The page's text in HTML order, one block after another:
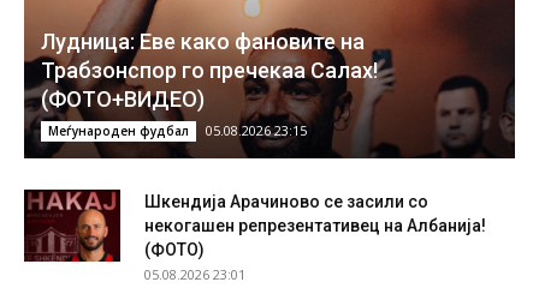
Лудница: Еве како фановите на
Трабзонспор го пречекаа Салах!
(ФОТО+ВИДЕО)
Меѓународен фудбал 05.08.2026 23:15
Шкендија Арачиново се засили со
некогашен репрезентативец на Албанија!
(ФОТО)
05.08.2026 23:01